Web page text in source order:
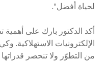
لحياة أفضل".
أكد الدكتور بارك على
الإلكترونيات الاستهلاكية.
من التطوّر ولا تنحصر